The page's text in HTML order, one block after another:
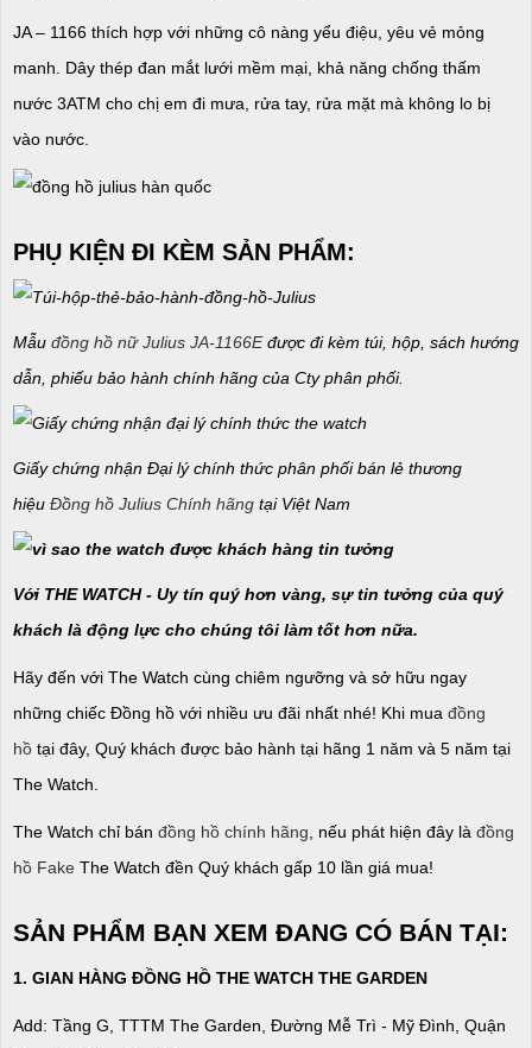
JA – 1166 thích hợp với những cô nàng yểu điệu, yêu vẻ mỏng
manh. Dây thép đan mắt lưới mềm mại, khả năng chống thấm
nước 3ATM cho chị em đi mưa, rửa tay, rửa mặt mà không lo bị
vào nước.
PHỤ KIỆN ĐI KÈM SẢN PHẨM:
Mẫu đồng hồ nữ Julius JA-1166Eđược đi kèm túi, hộp, sách hướng
dẫn, phiếu bảo hành chính hãng của Cty phân phối.
Giấy chứng nhận Đại lý chính thức phân phối bán lẻ thương
hiệu Đồng hồ Julius Chính hãng tại Việt Nam
Với THE WATCH - Uy tín quý hơn vàng, sự tin tưởng của quý
khách là động lực cho chúng tôi làm tốt hơn nữa.
Hãy đến với The Watch cùng chiêm ngưỡng và sở hữu ngay
những chiếc Đồng hồ với nhiều ưu đãi nhất nhé! Khi mua đồng
hồ tại đây, Quý khách được bảo hành tại hãng 1 năm và 5 năm tại
The Watch.
The Watch chỉ bán đồng hồ chính hãng , nếu phát hiện đây là đồng
hồ Fake The Watch đền Quý khách gấp 10 lần giá mua!
SẢN PHẨM BẠN XEM ĐANG CÓ BÁN TẠI:
1. GIAN HÀNG ĐỒNG HỒ THE WATCH THE GARDEN
Add: Tầng G, TTTM The Garden, Đường Mễ Trì - Mỹ Đình, Quận